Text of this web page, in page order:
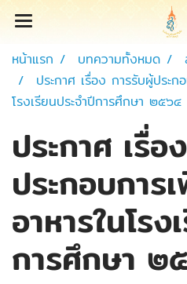
หน้าแรก บทความทั้งหมด
ประกาศ เรื่อง การรับผู้ประก
โรงเรียนประจำปีการศึกษา ๒๕๖๔
ประกาศ เรื่
ประกอบการ
อาหารในโร
การศึกษา ๒